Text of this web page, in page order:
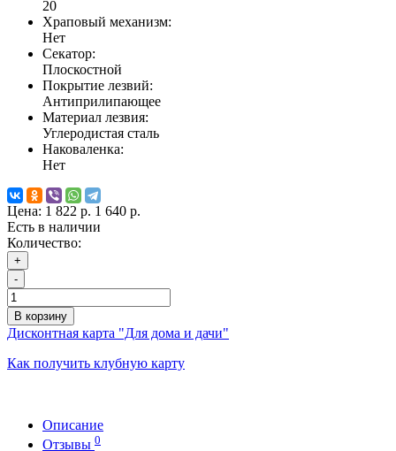
20
Храповый механизм:
Нет
Секатор:
Плоскостной
Покрытие лезвий:
Антиприлипающее
Материал лезвия:
Углеродистая сталь
Наковаленка:
Нет
Цена: 1 822 р. 1 640 р.
Есть в наличии
Количество:
+
-
В корзину
Дисконтная карта "Для дома и дачи"
Как получить клубную карту
Описание
Отзывы 0